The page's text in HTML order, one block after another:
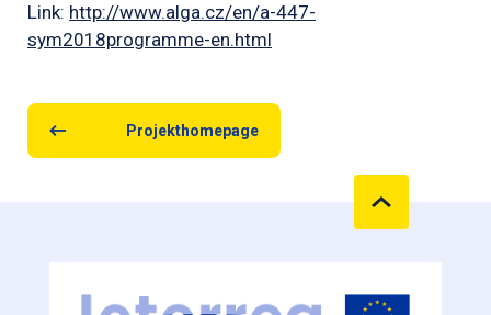
Link: http://www.alga.cz/en/a-447-
sym2018programme-en.html
Projekthomepage